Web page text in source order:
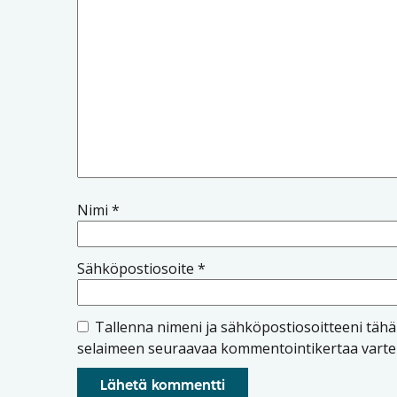
Nimi *
Sähköpostiosoite *
Tallenna nimeni ja sähköpostiosoitteeni
selaimeen seuraavaa kommentointikertaa